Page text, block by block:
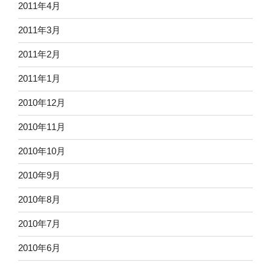
2011年4月
2011年3月
2011年2月
2011年1月
2010年12月
2010年11月
2010年10月
2010年9月
2010年8月
2010年7月
2010年6月